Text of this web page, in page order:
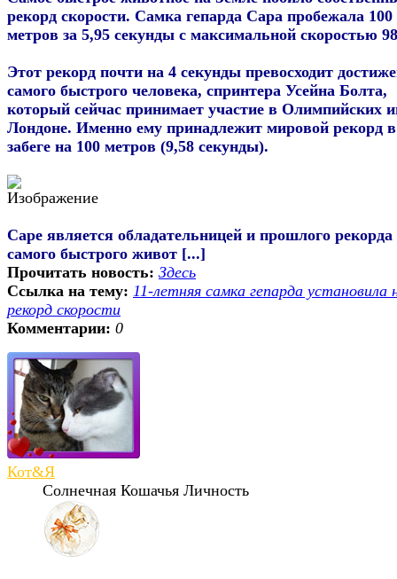
рекорд скорости. Самка гепарда Сара пробежала 100
метров за 5,95 секунды с максимальной скоростью
Этот рекорд почти на 4 секунды превосходит
самого быстрого человека, спринтера Усейна Болта,
который сейчас принимает участие в Олимпийских
Лондоне. Именно ему принадлежит мировой рекорд в
забеге на 100 метров (9,58 секунды).
Саре является обладательницей и прошлого рекорда
самого быстрого живот [...]
Прочитать новость: Здесь
Ссылка на тему: 11-летняя самка гепарда установила
рекорд скорости
Комментарии: 0
Кот&Я
Солнечная Кошачья Личность